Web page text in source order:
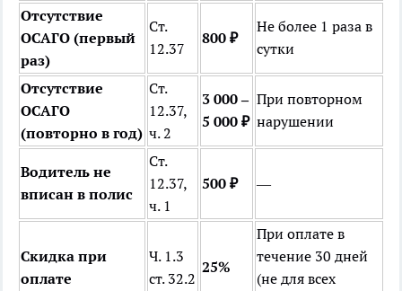
Отсутствие
ОСАГО (первый
раз)
Ст.
12.37
800 ₽
Не более 1 раза в
сутки
Отсутствие
ОСАГО
(повторно в год)
Ст.
12.37,
ч. 2
3 000 –
5 000 ₽
При повторном
нарушении
Водитель не
вписан в полис
Ст.
12.37,
ч. 1
500 ₽ —
Скидка при
оплате
Ч. 1.3
ст. 32.2
25%
При оплате в
течение 30 дней
(не для всех